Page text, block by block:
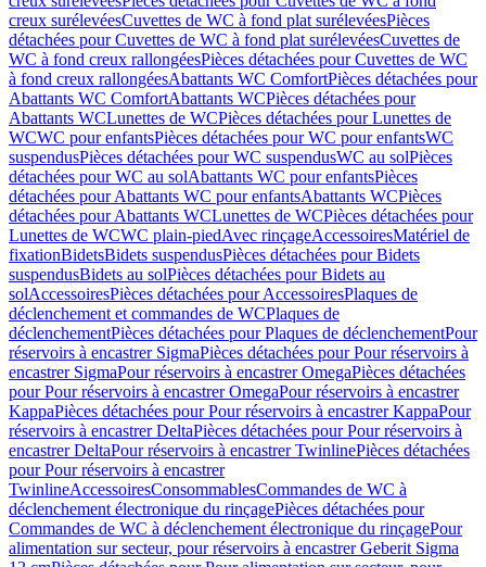
creux surélevéesCuvettes de WC à fond plat surélevéesPièces
détachées pour Cuvettes de WC à fond plat surélevéesCuvettes de
WC à fond creux rallongéesPièces détachées pour Cuvettes de WC
à fond creux rallongéesAbattants WC ComfortPièces détachées pour
Abattants WC ComfortAbattants WCPièces détachées pour
Abattants WCLunettes de WCPièces détachées pour Lunettes de
WCWC pour enfantsPièces détachées pour WC pour enfantsWC
suspendusPièces détachées pour WC suspendusWC au solPièces
détachées pour WC au solAbattants WC pour enfantsPièces
détachées pour Abattants WC pour enfantsAbattants WCPièces
détachées pour Abattants WCLunettes de WCPièces détachées pour
Lunettes de WCWC plain-piedAvec rinçageAccessoiresMatériel de
fixationBidetsBidets suspendusPièces détachées pour Bidets
suspendusBidets au solPièces détachées pour Bidets au
solAccessoiresPièces détachées pour AccessoiresPlaques de
déclenchement et commandes de WCPlaques de
déclenchementPièces détachées pour Plaques de déclenchementPour
réservoirs à encastrer SigmaPièces détachées pour Pour réservoirs à
encastrer SigmaPour réservoirs à encastrer OmegaPièces détachées
pour Pour réservoirs à encastrer OmegaPour réservoirs à encastrer
KappaPièces détachées pour Pour réservoirs à encastrer KappaPour
réservoirs à encastrer DeltaPièces détachées pour Pour réservoirs à
encastrer DeltaPour réservoirs à encastrer TwinlinePièces détachées
pour Pour réservoirs à encastrer
TwinlineAccessoiresConsommablesCommandes de WC à
déclenchement électronique du rinçagePièces détachées pour
Commandes de WC à déclenchement électronique du rinçagePour
alimentation sur secteur, pour réservoirs à encastrer Geberit Sigma